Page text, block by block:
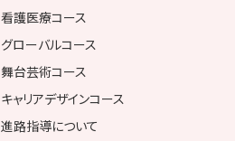
看護医療コース
グローバルコース
舞台芸術コース
キャリアデザインコース
進路指導について